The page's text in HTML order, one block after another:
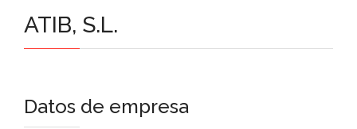
ATIB, S.L.
Datos de empresa